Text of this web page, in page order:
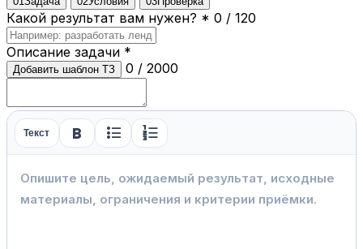
Какой результат вам нужен? * 0 / 120
Описание задачи *
Добавить шаблон ТЗ 0 / 2000
Текст format_bold format_list_bulleted format_list_numbered